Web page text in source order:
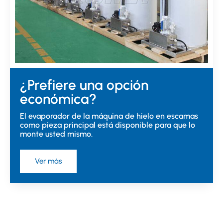
¿Prefiere una opción
económica?
El evaporador de la máquina de hielo en escamas
como pieza principal está disponible para que lo
monte usted mismo.
Ver más